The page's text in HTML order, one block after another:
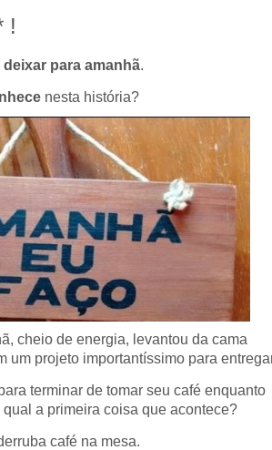
!
deixar para amanhã.
nesta história?
cheio de energia, levantou da cama
um projeto importantíssimo para
terminar de tomar seu café enquanto
a primeira coisa que acontece?
café na mesa.